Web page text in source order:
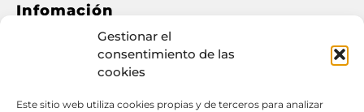
Gestionar el
consentimiento de las
cookies
Este sitio web utiliza cookies propias y de terceros para analizar
Infomación
Política de privacidad
Política de cookies